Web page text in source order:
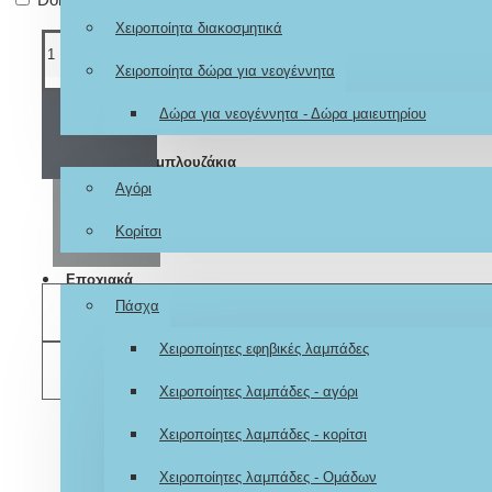
Χειροποίητα διακοσμητικά
Χειροποίητα δώρα για νεογέννητα
Δώρα για νεογέννητα - Δώρα μαιευτηρίου
Ζωγραφιστά μπλουζάκια
Αγόρι
Κορίτσι
Εποχιακά
Πάσχα
Χειροποίητες εφηβικές λαμπάδες
Χειροποίητες λαμπάδες - αγόρι
Χειροποίητες λαμπάδες - κορίτσι
Χειροποίητες λαμπάδες - Ομάδων
ΚΑΛΆΘΙ
ΕΠΙΘΥΜΗΤΌ